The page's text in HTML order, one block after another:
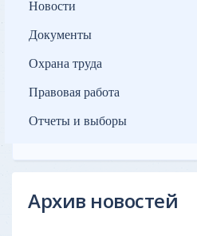
Новости
Документы
Охрана труда
Правовая работа
Отчеты и выборы
Архив новостей